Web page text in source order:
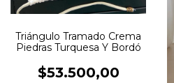
Triángulo Tramado Crema
Piedras Turquesa Y Bordó
$53.500,00